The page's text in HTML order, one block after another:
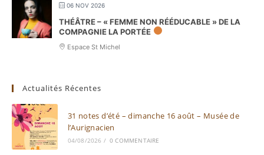
06 NOV 2026
THÉÂTRE – « FEMME NON RÉÉDUCABLE » DE LA
COMPAGNIE LA PORTÉE
Espace St Michel
Actualités Récentes
31 notes d’été – dimanche 16 août – Musée de
l’Aurignacien
04/08/2026 / 0 COMMENTAIRE